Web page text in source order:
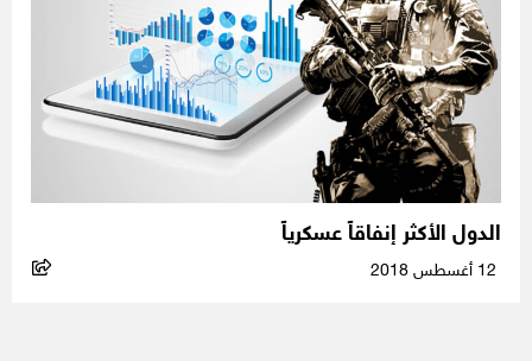
الدول الأكثر إنفاقاً عسكرياً